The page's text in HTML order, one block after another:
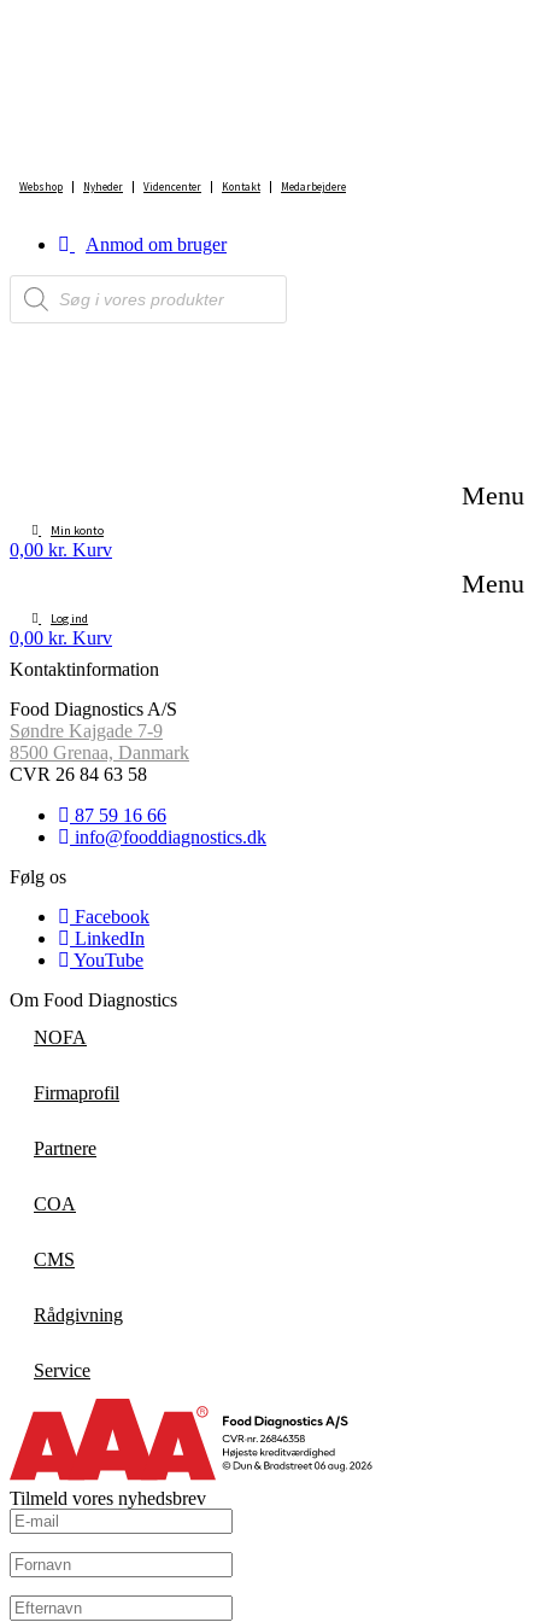
Webshop Nyheder Videncenter Kontakt Medarbejdere
Anmod om bruger
Products
search
Menu
Min konto
0,00 kr. Kurv
Menu
Log ind
0,00 kr. Kurv
Kontaktinformation
Food Diagnostics A/S
Søndre Kajgade 7-9
8500 Grenaa, Danmark
CVR 26 84 63 58
87 59 16 66
info@fooddiagnostics.dk
Følg os
Facebook
LinkedIn
YouTube
Om Food Diagnostics
NOFA
Firmaprofil
Partnere
COA
CMS
Rådgivning
Service
Tilmeld vores nyhedsbrev